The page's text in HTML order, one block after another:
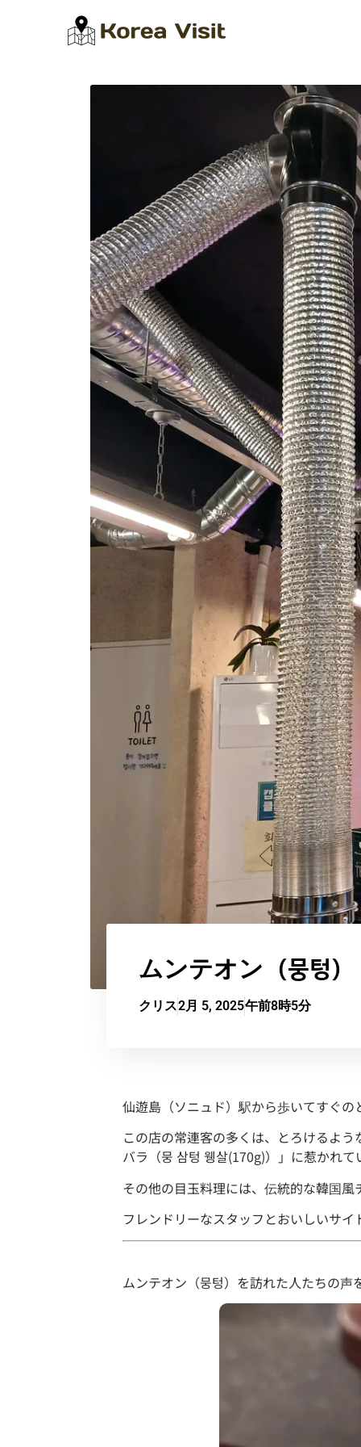
ムンテオン（뭉텅
クリス2月 5, 2025午前8時5分
仙遊島（ソニュド）駅から歩いてすぐ
この店の常連客の多くは、とろけるよ
バラ（뭉 삼텅 웽살(170g)）」に惹かれて
その他の目玉料理には、伝統的な韓国
フレンドリーなスタッフとおいしいサ
ムンテオン（뭉텅）を訪れた人たちの声